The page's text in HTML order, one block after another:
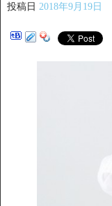
投稿日 2018年9月19日